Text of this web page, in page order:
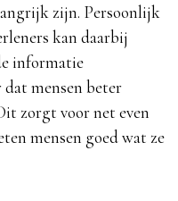
zijn. Persoonlijk
kan daarbij
informatie
mensen beter
zorgt voor net even
mensen goed wat ze